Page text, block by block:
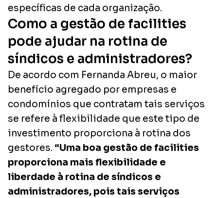
específicas de cada organização.
Como a gestão de facilities
pode ajudar na rotina de
síndicos e administradores?
De acordo com Fernanda Abreu, o maior
benefício agregado por empresas e
condomínios que contratam tais serviços
se refere à flexibilidade que este tipo de
investimento proporciona à rotina dos
gestores. “Uma boa gestão de facilities
proporciona mais flexibilidade e
liberdade à rotina de síndicos e
administradores, pois tais serviços